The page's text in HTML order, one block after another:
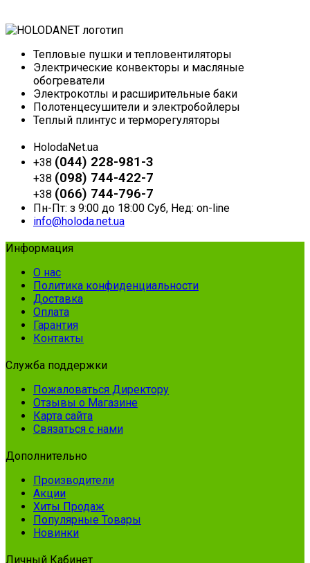
Тепловые пушки и тепловентиляторы
Электрические конвекторы и масляные
обогреватели
Электрокотлы и расширительные баки
Полотенцесушители и электробойлеры
Теплый плинтус и терморегуляторы
HolodaNet.ua
+38 (044) 228-981-3
+38 (098) 744-422-7
+38 (066) 744-796-7
Пн-Пт: з 9:00 до 18:00 Суб, Нед: on-line
info@holoda.net.ua
Информация
О нас
Политика конфиденциальности
Доставка
Оплата
Гарантия
Контакты
Служба поддержки
Пожаловаться Директору
Отзывы о Магазине
Карта сайта
Связаться с нами
Дополнительно
Производители
Акции
Хиты Продаж
Популярные Товары
Новинки
Личный Кабинет